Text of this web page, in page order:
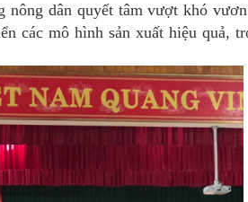
nông dân quyết tâm vượt khó
các mô hình sản xuất hiệu quả,